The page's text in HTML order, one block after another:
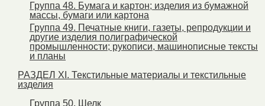
Группа 48. Бумага и картон; изделия из бумажной
массы, бумаги или картона
Группа 49. Печатные книги, газеты, репродукции и
другие изделия полиграфической
промышленности; рукописи, машинописные тексты
и планы
РАЗДЕЛ XI. Текстильные материалы и текстильные
изделия
Группа 50. Шелк